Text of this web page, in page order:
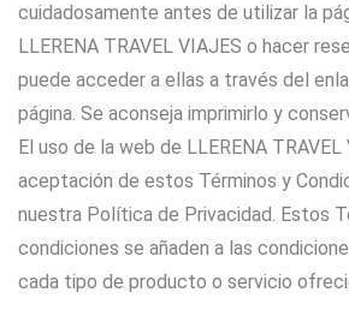
cuidadosamente antes de utilizar la
LLERENA TRAVEL VIAJES o hacer
puede acceder a ellas a través del
página. Se aconseja imprimirlo y
El uso de la web de LLERENA
aceptación de estos Términos y
nuestra Política de Privacidad. Estos
condiciones se añaden a las
cada tipo de producto o servicio